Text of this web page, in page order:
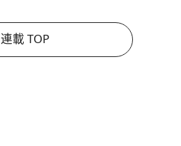
連載 TOP